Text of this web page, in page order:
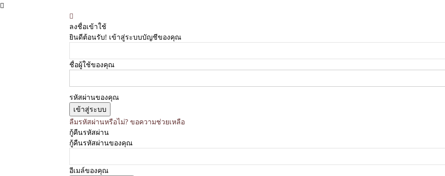
ลงชื่อเข้าใช้
ยินดีต้อนรับ! เข้าสู่ระบบบัญชีของคุณ
ชื่อผู้ใช้ของคุณ
รหัสผ่านของคุณ
ลืมรหัสผ่านหรือไม่? ขอความช่วยเหลือ
กู้คืนรหัสผ่าน
กู้คืนรหัสผ่านของคุณ
อีเมล์ของคุณ